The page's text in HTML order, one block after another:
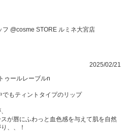
フ @cosme STORE ルミネ大宮店
2025/02/21
ゥールレーブルn
もティントタイプのリップ
が唇にふわっと血色感を与えて肌を自然
、、！